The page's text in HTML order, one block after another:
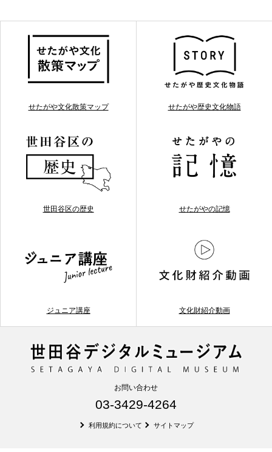
せたがや文化散策マップ せたがや歴史文化物語
世田谷区の歴史 せたがやの記憶
ジュニア講座 文化財紹介動画
お問い合わせ
03-3429-4264
利用規約について サイトマップ